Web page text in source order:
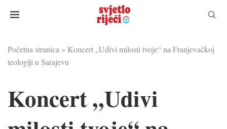
Početna stranica » Koncert „Udivi milosti tvoje“ na Franjevačkoj
teologiji u Sarajevu
Koncert „Udivi